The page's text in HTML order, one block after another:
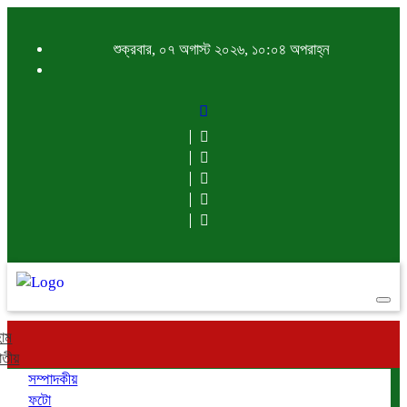
শুক্রবার, ০৭ অগাস্ট ২০২৬, ১০:০৪ অপরাহ্ন
সম্পাদকীয়
ফটো